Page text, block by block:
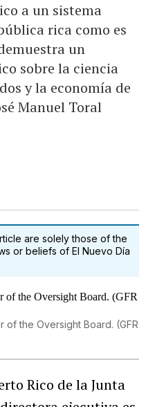
a un sistema
rica como es
un
sobre la ciencia
y la economía de
Manuel Toral
are solely those of the
or beliefs of El Nuevo Día
the Oversight Board. (GFR
Rico de la Junta